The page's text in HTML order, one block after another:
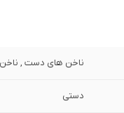
ناخن های دست , ناخن
دستی